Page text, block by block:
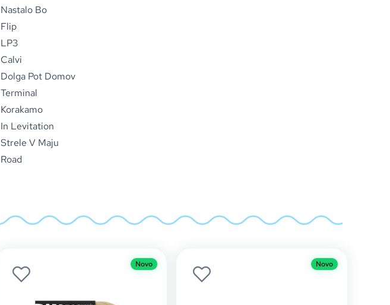
Nastalo Bo
Flip
LP3
Calvi
Dolga Pot Domov
Terminal
Korakamo
In Levitation
Strele V Maju
Road
Novo Novo